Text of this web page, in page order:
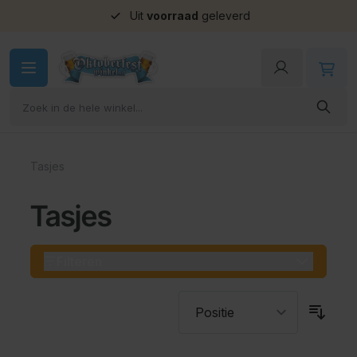
Uit voorraad geleverd
Tasjes
Tasjes